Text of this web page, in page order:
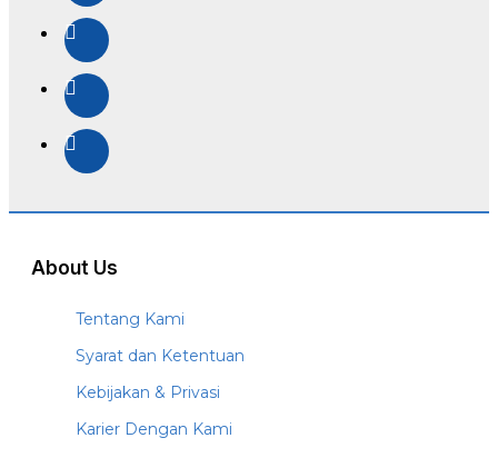
About Us
Tentang Kami
Syarat dan Ketentuan
Kebijakan & Privasi
Karier Dengan Kami